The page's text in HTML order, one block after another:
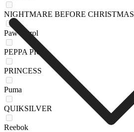
NIGHTMARE BEFORE CHRISTMAS
Paw Patrol
PEPPA PIG
PRINCESS
Puma
QUIKSILVER
Reebok